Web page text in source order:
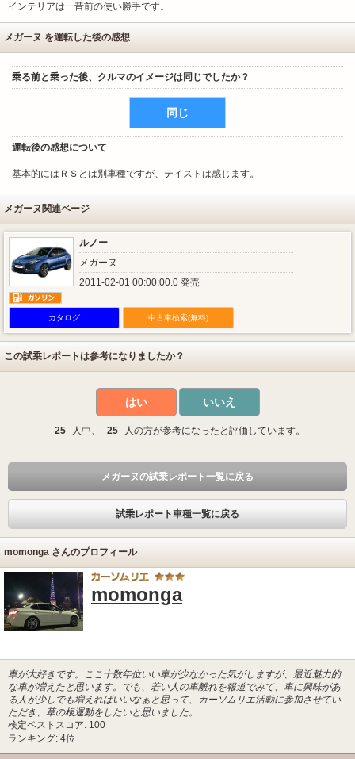
インテリアは一昔前の使い勝手です。
メガーヌ を運転した後の感想
乗る前と乗った後、クルマのイメージは同じでしたか？
同じ
運転後の感想について
基本的にはＲＳとは別車種ですが、テイストは感じます。
メガーヌ関連ページ
ルノー
メガーヌ
2011-02-01 00:00:00.0 発売
カタログ 中古車検索(無料)
この試乗レポートは参考になりましたか？
はい いいえ
25 人中、 25 人の方が参考になったと評価しています。
メガーヌの試乗レポート一覧に戻る
試乗レポート車種一覧に戻る
momonga さんのプロフィール
momonga
車が大好きです。ここ十数年位いい車が少なかった気がしますが、最近魅力的
な車が増えたと思います。でも、若い人の車離れを報道でみて、車に興味があ
る人が少しでも増えればいいなぁと思って、カーソムリエ活動に参加させてい
ただき、草の根運動をしたいと思いました。
検定ベストスコア: 100
ランキング: 4位